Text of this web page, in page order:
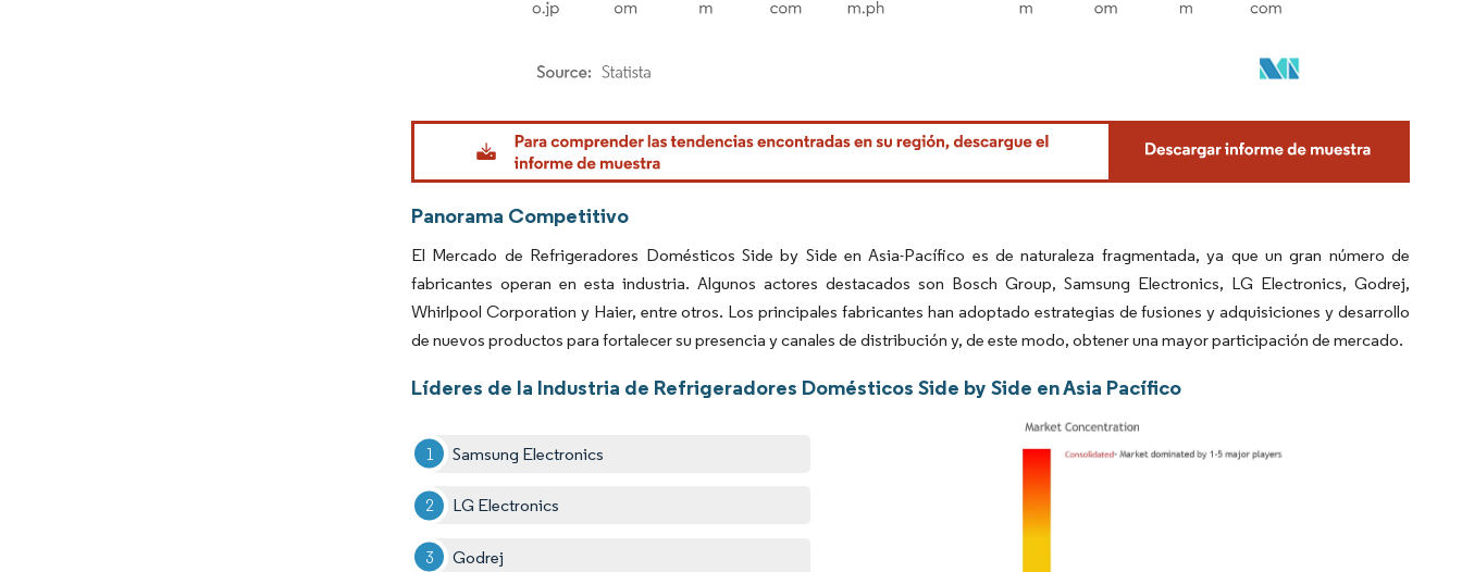
Imagen © Mordor Intelligence. El uso requiere atribución según CC BY 4.0.
Panorama Competitivo
El Mercado de Refrigeradores Domésticos Side by Side en Asia-Pacífico es de naturaleza fragmentada, ya que un gran número de
fabricantes operan en esta industria. Algunos actores destacados son Bosch Group, Samsung Electronics, LG Electronics, Godrej,
Whirlpool Corporation y Haier, entre otros. Los principales fabricantes han adoptado estrategias de fusiones y adquisiciones y desarrollo
de nuevos productos para fortalecer su presencia y canales de distribución y, de este modo, obtener una mayor participación de mercado.
Líderes de la Industria de Refrigeradores Domésticos Side by Side en Asia Pacífico
Samsung Electronics
LG Electronics
Godrej